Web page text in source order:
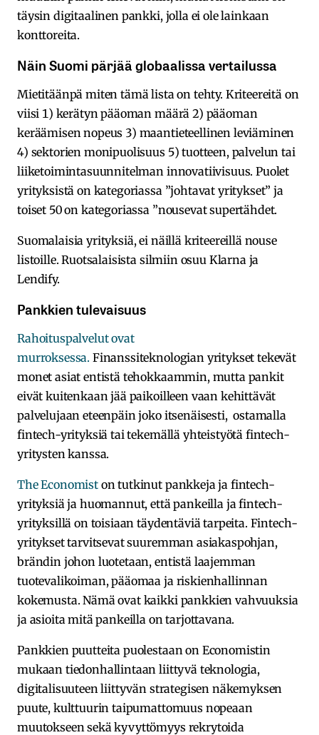
täysin digitaalinen pankki, jolla ei ole lainkaan
konttoreita.
Näin Suomi pärjää globaalissa vertailussa
Mietitäänpä miten tämä lista on tehty. Kriteereitä on
viisi 1) kerätyn pääoman määrä 2) pääoman
keräämisen nopeus 3) maantieteellinen leviäminen
4) sektorien monipuolisuus 5) tuotteen, palvelun tai
liiketoimintasuunnitelman innovatiivisuus. Puolet
yrityksistä on kategoriassa ”johtavat yritykset” ja
toiset 50 on kategoriassa ”nousevat supertähdet.
Suomalaisia yrityksiä, ei näillä kriteereillä nouse
listoille. Ruotsalaisista silmiin osuu Klarna ja
Lendify.
Pankkien tulevaisuus
Rahoituspalvelut ovat
murroksessa. Finanssiteknologian yritykset tekevät
monet asiat entistä tehokkaammin, mutta pankit
eivät kuitenkaan jää paikoilleen vaan kehittävät
palvelujaan eteenpäin joko itsenäisesti, ostamalla
fintech-yrityksiä tai tekemällä yhteistyötä fintech-
yritysten kanssa.
The Economiston tutkinut pankkeja ja fintech-
yrityksiä ja huomannut, että pankeilla ja fintech-
yrityksillä on toisiaan täydentäviä tarpeita. Fintech-
yritykset tarvitsevat suuremman asiakaspohjan,
brändin johon luotetaan, entistä laajemman
tuotevalikoiman, pääomaa ja riskienhallinnan
kokemusta. Nämä ovat kaikki pankkien vahvuuksia
ja asioita mitä pankeilla on tarjottavana.
Pankkien puutteita puolestaan on Economistin
mukaan tiedonhallintaan liittyvä teknologia,
digitalisuuteen liittyvän strategisen näkemyksen
puute, kulttuurin taipumattomuus nopeaan
muutokseen sekä kyvyttömyys rekrytoida